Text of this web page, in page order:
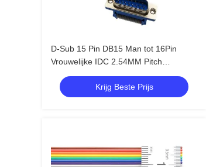
D-Sub 15 Pin DB15 Man tot 16Pin
Vrouwelijke IDC 2.54MM Pitch
Goudgeplatte platte lintkabel
Krijg Beste Prijs